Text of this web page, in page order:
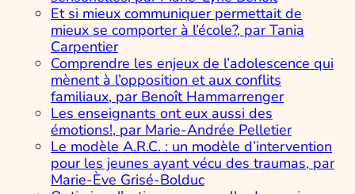
Et si mieux communiquer permettait de
mieux se comporter à l’école?, par Tania
Carpentier
Comprendre les enjeux de l’adolescence qui
mènent à l’opposition et aux conflits
familiaux, par Benoît Hammarrenger
Les enseignants ont eux aussi des
émotions!, par Marie-Andrée Pelletier
Le modèle A.R.C. : un modèle d’intervention
pour les jeunes ayant vécu des traumas, par
Marie-Ève Grisé-Bolduc